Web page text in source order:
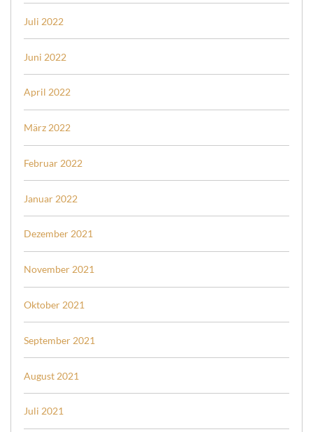
Juli 2022
Juni 2022
April 2022
März 2022
Februar 2022
Januar 2022
Dezember 2021
November 2021
Oktober 2021
September 2021
August 2021
Juli 2021